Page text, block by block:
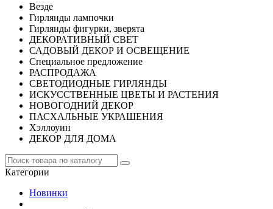
Везде
Гирлянды лампочки
Гирлянды фигурки, зверята
ДЕКОРАТИВНЫЙ СВЕТ
САДОВЫЙ ДЕКОР И ОСВЕЩЕНИЕ
Специальное предложение
РАСПРОДАЖА
СВЕТОДИОДНЫЕ ГИРЛЯНДЫ
ИСКУССТВЕННЫЕ ЦВЕТЫ И РАСТЕНИЯ
НОВОГОДНИЙ ДЕКОР
ПАСХАЛЬНЫЕ УКРАШЕНИЯ
Хэллоуин
ДЕКОР ДЛЯ ДОМА
Категории
Новинки